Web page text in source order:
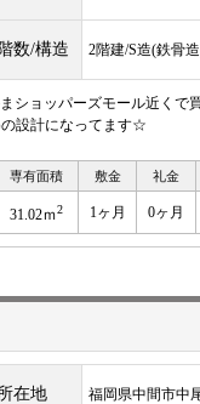
階数/構造 2階建/S造(鉄骨
ョッパーズモール近くで
設計になってます☆
専有面積 敷金 礼金
31.02ｍ2 1ヶ月 0ヶ月
在地 福岡県中間市中